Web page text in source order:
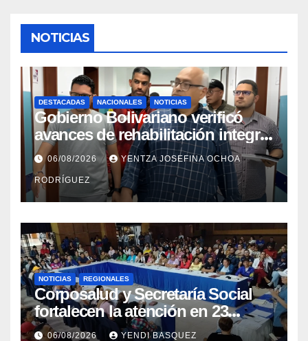
NOTICIAS
DESTACADAS NACIONALES NOTICIAS
Gobierno Bolivariano verificó
avances de rehabilitación integral
en el Hospital Dr. José María
Vargas
06/08/2026 YENTZA JOSEFINA OCHOA
RODRÍGUEZ
NOTICIAS REGIONALES
Corposalud y Secretaría Social
fortalecen la atención en 23
municipios
06/08/2026 YENDI BASQUEZ